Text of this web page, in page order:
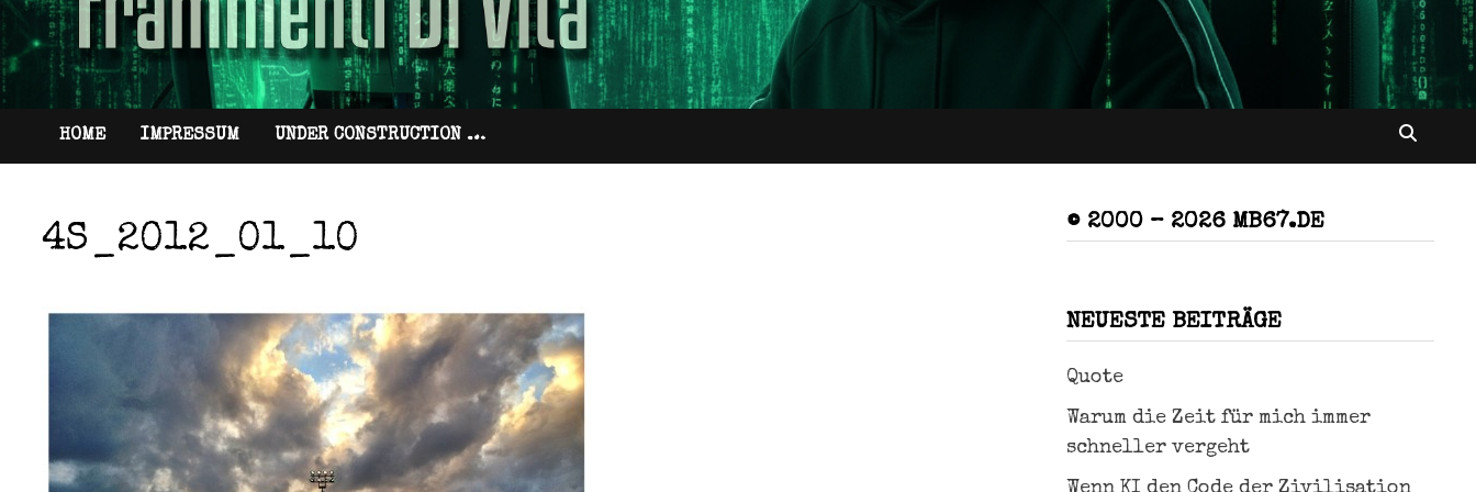
HOME IMPRESSUM UNDER CONSTRUCTION …
4S_2012_01_10 © 2000 – 2026 MB67.DE
NEUESTE BEITRÄGE
Quote
Warum die Zeit für mich immer
schneller vergeht